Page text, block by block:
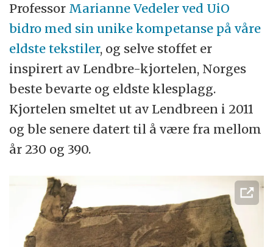
Professor Marianne Vedeler ved UiO
bidro med sin unike kompetanse på våre
eldste tekstiler, og selve stoffet er
inspirert av Lendbre-kjortelen, Norges
beste bevarte og eldste klesplagg.
Kjortelen smeltet ut av Lendbreen i 2011
og ble senere datert til å være fra mellom
år 230 og 390.